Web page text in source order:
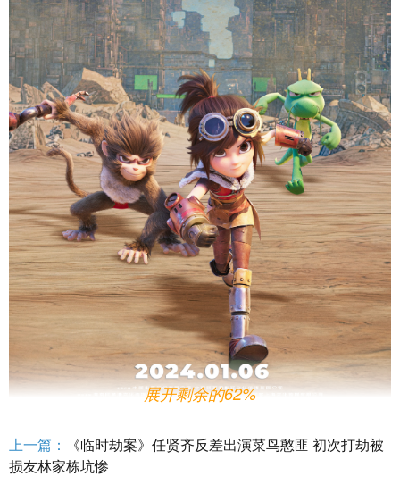
“天选之子“降世人间 一龙一猴一人临危受命拯救世界
展开剩余的62%
上一篇：
《临时劫案》任贤齐反差出演菜鸟憨匪 初次打劫被
损友林家栋坑惨